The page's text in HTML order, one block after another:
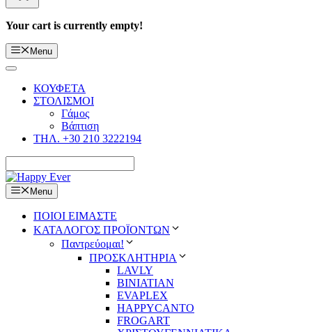
Your cart is currently empty!
Menu
ΚΟΥΦΕΤΑ
ΣΤΟΛΙΣΜΟΙ
Γάμος
Βάπτιση
ΤΗΛ. +30 210 3222194
Menu
ΠΟΙΟΙ ΕΙΜΑΣΤΕ
ΚΑΤΑΛΟΓΟΣ ΠΡΟΪΟΝΤΩΝ
Παντρεύομαι!
ΠΡΟΣΚΛΗΤΗΡΙΑ
LAVLY
BINIATIAN
EVAPLEX
HAPPYCANTO
FROGART